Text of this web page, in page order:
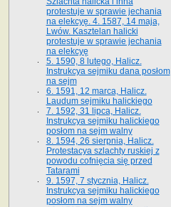
protestuje w sprawie jechania
na elekcyę. 4. 1587, 14 maja,
Lwów. Kasztelan halicki
protestuje w sprawie jechania
na elekcyę
5. 1590, 8 lutego, Halicz.
Instrukcya sejmiku dana posłom
na sejm
6. 1591, 12 marca, Halicz.
Laudum sejmiku halickiego
7. 1592, 31 lipca, Halicz.
Instrukcya sejmiku halickiego
posłom na sejm walny
8. 1594, 26 sierpnia, Halicz.
Protestacya szlachty ruskiej z
powodu cofnięcia się przed
Tatarami
9. 1597, 7 stycznia, Halicz.
Instrukcya sejmiku halickiego
posłom na sejm walny